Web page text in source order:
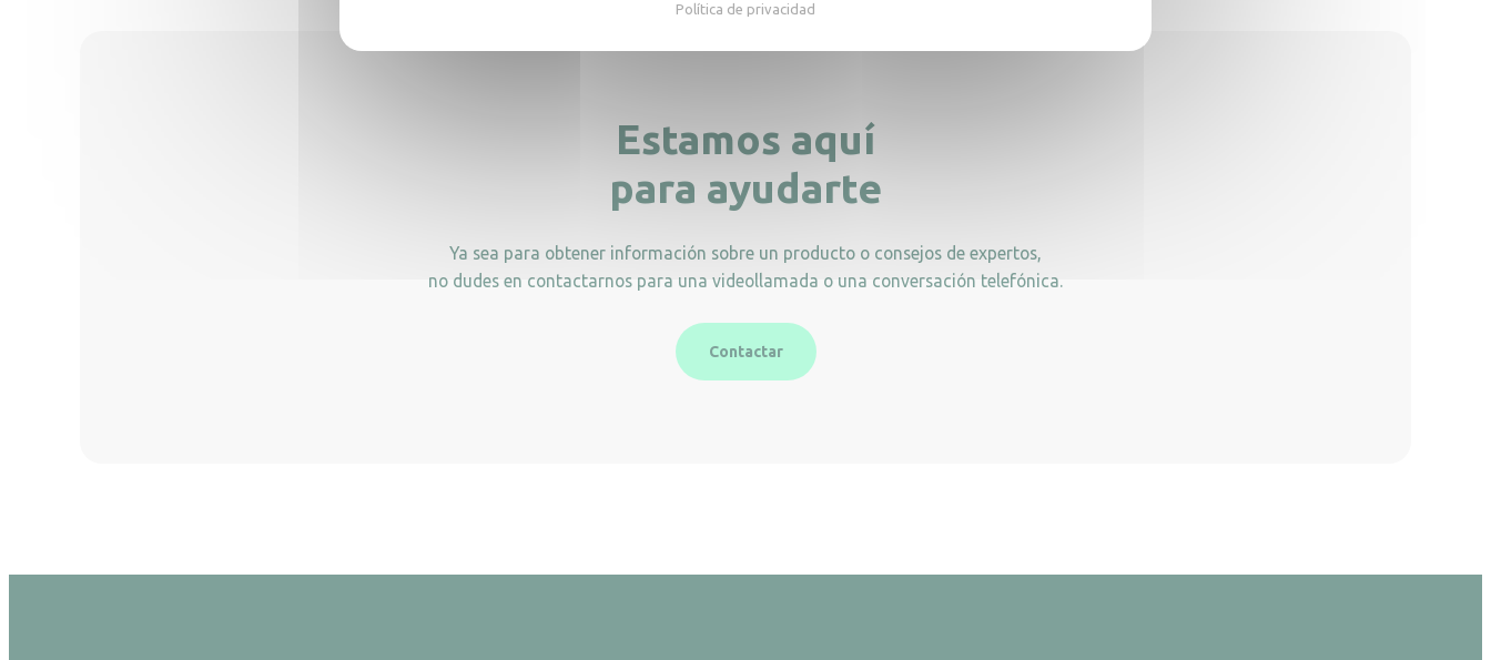
Estamos aquí
para ayudarte
Ya sea para obtener información sobre un producto o consejos de expertos,
no dudes en contactarnos para una videollamada o una conversación telefónica.
Contactar
Política de privacidad